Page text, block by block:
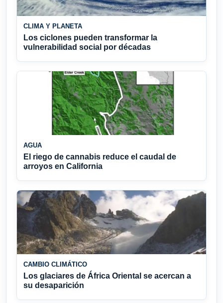
CLIMA Y PLANETA
Los ciclones pueden transformar la
vulnerabilidad social por décadas
AGUA
El riego de cannabis reduce el caudal de
arroyos en California
CAMBIO CLIMÁTICO
Los glaciares de África Oriental se acercan a
su desaparición